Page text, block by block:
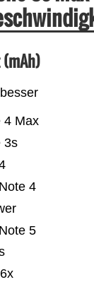
5
4
3s
4 Max